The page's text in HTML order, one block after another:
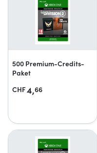
500 Premium-Credits-
Paket
CHF4,66